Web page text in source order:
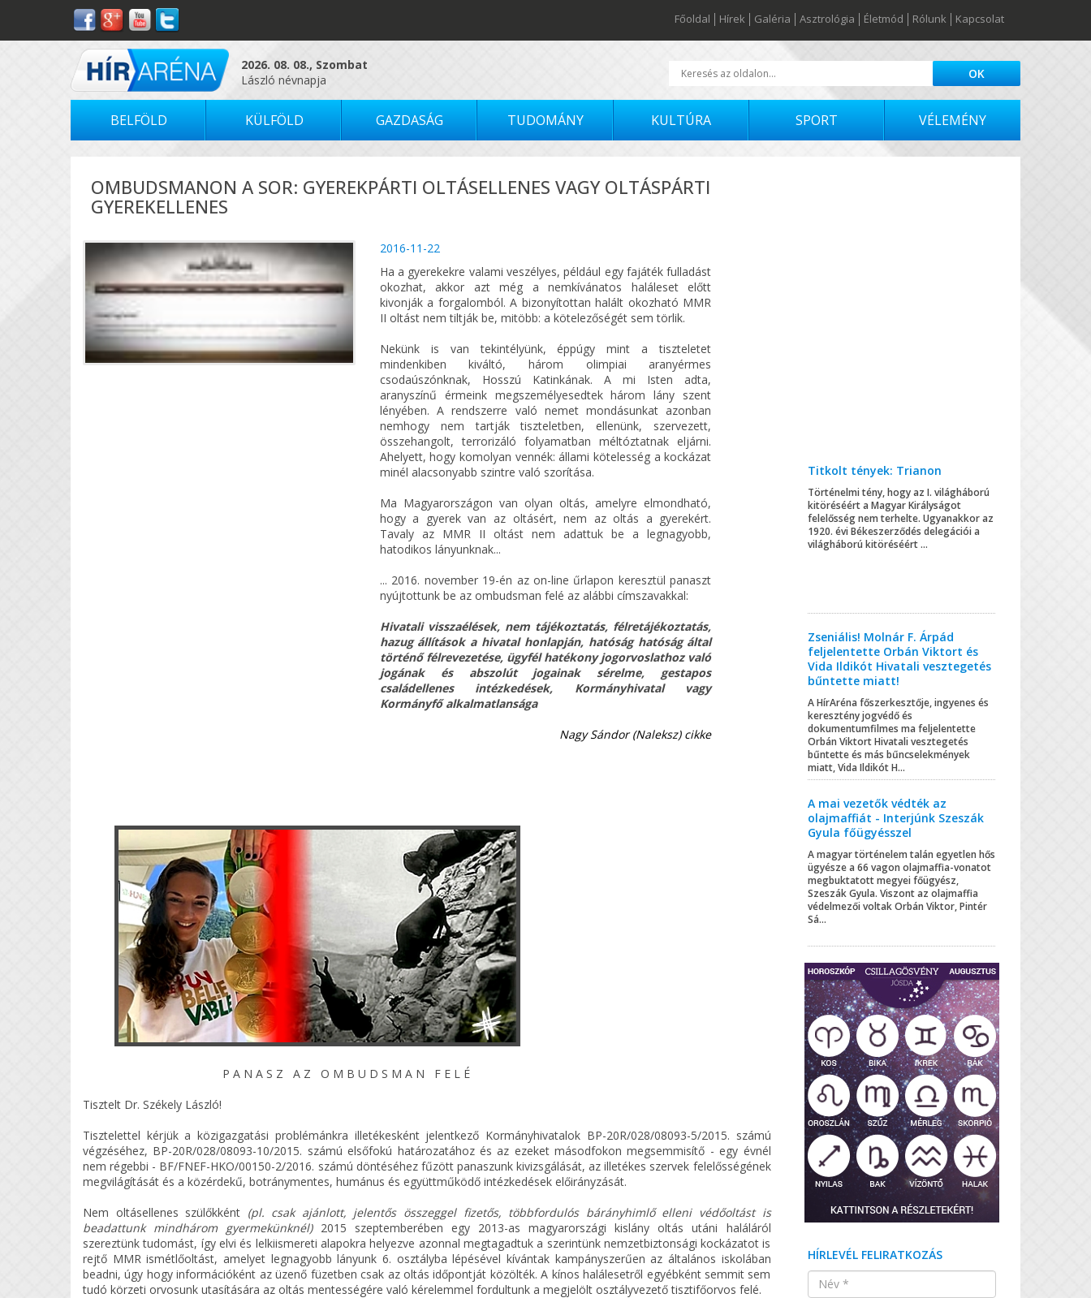
Főoldal Hírek Galéria Asztrológia Életmód Rólunk Kapcsolat
2026. 08. 08., Szombat
László névnapja
BELFÖLD KÜLFÖLD GAZDASÁG TUDOMÁNY KULTÚRA SPORT VÉLEMÉNY
OMBUDSMANON A SOR: GYEREKPÁRTI OLTÁSELLENES VAGY OLTÁSPÁRTI
GYEREKELLENES
2016-11-22
Ha a gyerekekre valami veszélyes, például egy fajáték fulladást
okozhat, akkor azt még a nemkívánatos haláleset előtt
kivonják a forgalomból. A bizonyítottan halált okozható MMR
II oltást nem tiltják be, mitöbb: a kötelezőségét sem törlik.
Nekünk is van tekintélyünk, éppúgy mint a tiszteletet
mindenkiben kiváltó, három olimpiai aranyérmes
csodaúszónknak, Hosszú Katinkának. A mi Isten adta,
aranyszínű érmeink megszemélyesedtek három lány szent
lényében. A rendszerre való nemet mondásunkat azonban
nemhogy nem tartják tiszteletben, ellenünk, szervezett,
összehangolt, terrorizáló folyamatban méltóztatnak eljárni.
Ahelyett, hogy komolyan vennék: állami kötelesség a kockázat
minél alacsonyabb szintre való szorítása.
Ma Magyarországon van olyan oltás, amelyre elmondható,
hogy a gyerek van az oltásért, nem az oltás a gyerekért.
Tavaly az MMR II oltást nem adattuk be a legnagyobb,
hatodikos lányunknak...
... 2016. november 19-én az on-line űrlapon keresztül panaszt
nyújtottunk be az ombudsman felé az alábbi címszavakkal:
Hivatali visszaélések, nem tájékoztatás, félretájékoztatás,
hazug állítások a hivatal honlapján, hatóság hatóság által
történő félrevezetése, ügyfél hatékony jogorvoslathoz való
jogának és abszolút jogainak sérelme, gestapos
családellenes intézkedések, Kormányhivatal vagy
Kormányfő alkalmatlansága
Nagy Sándor (Naleksz) cikke
P A N A S Z A Z O M B U D S M A N F E L É
Tisztelt Dr. Székely László!
Tisztelettel kérjük a közigazgatási problémánkra illetékesként jelentkező Kormányhivatalok BP-20R/028/08093-5/2015. számú
végzéséhez, BP-20R/028/08093-10/2015. számú elsőfokú határozatához és az ezeket másodfokon megsemmisítő - egy évnél
nem régebbi - BF/FNEF-HKO/00150-2/2016. számú döntéséhez fűzött panaszunk kivizsgálását, az illetékes szervek felelősségének
megvilágítását és a közérdekű, botránymentes, humánus és együttműködő intézkedések előirányzását.
Nem oltásellenes szülőkként (pl. csak ajánlott, jelentős összeggel fizetős, többfordulós bárányhimlő elleni védőoltást is
beadattunk mindhárom gyermekünknél)2015 szeptemberében egy 2013-as magyarországi kislány oltás utáni haláláról
szereztünk tudomást, így elvi és lelkiismereti alapokra helyezve azonnal megtagadtuk a szerintünk nemzetbiztonsági kockázatot is
rejtő MMR ismétlőoltást, amelyet legnagyobb lányunk 6. osztályba lépésével kívántak kampányszerűen az általános iskolában
beadni, úgy hogy információként az üzenő füzetben csak az oltás időpontját közölték. A kínos halálesetről egyébként semmit sem
tudó körzeti orvosunk utasítására az oltás mentességére való kérelemmel fordultunk a megjelölt osztályvezető tisztifőorvos felé.
Titkolt tények: Trianon
Történelmi tény, hogy az I. világháború
kitöréséért a Magyar Királyságot
felelősség nem terhelte. Ugyanakkor az
1920. évi Békeszerződés delegációi a
világháború kitöréséért ...
Zseniális! Molnár F. Árpád
feljelentette Orbán Viktort és
Vida Ildikót Hivatali vesztegetés
bűntette miatt!
A HírAréna főszerkesztője, ingyenes és
keresztény jogvédő és
dokumentumfilmes ma feljelentette
Orbán Viktort Hivatali vesztegetés
bűntette és más bűncselekmények
miatt, Vida Ildikót H...
A mai vezetők védték az
olajmaffiát - Interjúnk Szeszák
Gyula főügyésszel
A magyar történelem talán egyetlen hős
ügyésze a 66 vagon olajmaffia-vonatot
megbuktatott megyei főügyész,
Szeszák Gyula. Viszont az olajmaffia
védelmezői voltak Orbán Viktor, Pintér
Sá...
HÍRLEVÉL FELIRATKOZÁS